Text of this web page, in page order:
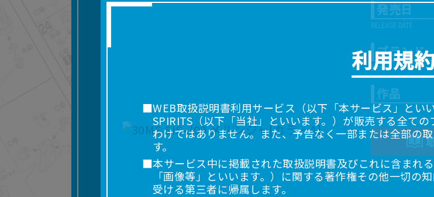
発売日
ブランド
作品
利用規約
■WEB取扱説明書利用サービス（以下「本サービス」とい
SPIRITS（以下「当社」といいます。）が販売する全て
わけではありません。また、予告なく一部または全部の
す。
■本サービス中に掲載された取扱説明書及びこれに含まれ
「画像等」といいます。）に関する著作権その他一切の
受ける第三者に帰属します。